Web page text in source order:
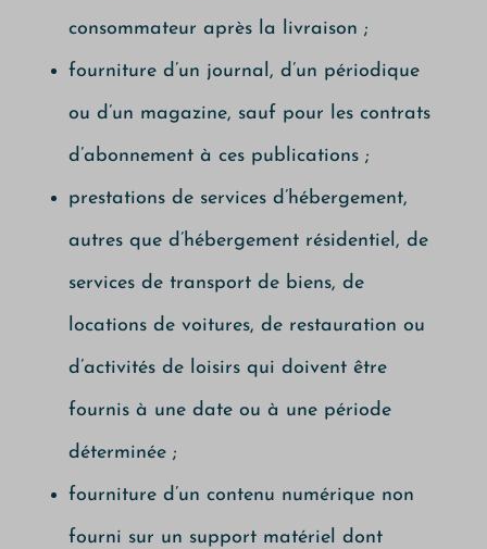
consommateur après la livraison ;
fourniture d’un journal, d’un périodique
ou d’un magazine, sauf pour les contrats
d’abonnement à ces publications ;
prestations de services d’hébergement,
autres que d’hébergement résidentiel, de
services de transport de biens, de
locations de voitures, de restauration ou
d’activités de loisirs qui doivent être
fournis à une date ou à une période
déterminée ;
fourniture d’un contenu numérique non
fourni sur un support matériel dont